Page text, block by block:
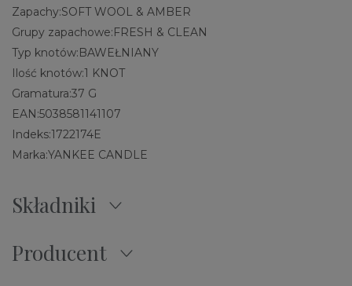
Zapachy:SOFT WOOL & AMBER
Grupy zapachowe:FRESH & CLEAN
Typ knotów:BAWEŁNIANY
Ilość knotów:1 KNOT
Gramatura:37 G
EAN:5038581141107
Indeks:1722174E
Marka:YANKEE CANDLE
Składniki
Producent